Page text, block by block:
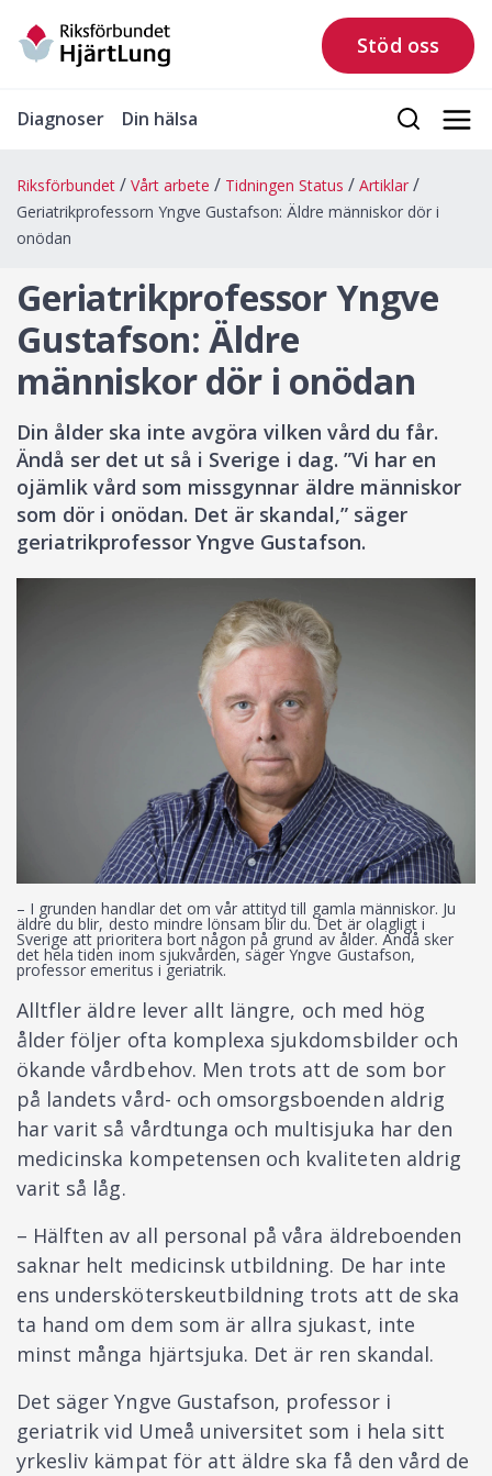
Stöd oss
Diagnoser Din hälsa
Riksförbundet Vårt arbete Tidningen Status
Artiklar
Geriatrikprofessorn Yngve Gustafson: Äldre människor dör i
onödan
Geriatrikprofessor Yngve
Gustafson: Äldre
människor dör i onödan
Din ålder ska inte avgöra vilken vård du får.
Ändå ser det ut så i Sverige i dag. ”Vi har en
ojämlik vård som missgynnar äldre människor
som dör i onödan. Det är skandal,” säger
geriatrikprofessor Yngve Gustafson.
– I grunden handlar det om vår attityd till gamla människor. Ju
äldre du blir, desto mindre lönsam blir du. Det är olagligt i
Sverige att prioritera bort någon på grund av ålder. Ändå sker
det hela tiden inom sjukvården, säger Yngve Gustafson,
professor emeritus i geriatrik.
Alltfler äldre lever allt längre, och med hög
ålder följer ofta komplexa sjukdomsbilder och
ökande vårdbehov. Men trots att de som bor
på landets vård- och omsorgsboenden aldrig
har varit så vårdtunga och multisjuka har den
medicinska kompetensen och kvaliteten aldrig
varit så låg.
– Hälften av all personal på våra äldreboenden
saknar helt medicinsk utbildning. De har inte
ens undersköterskeutbildning trots att de ska
ta hand om dem som är allra sjukast, inte
minst många hjärtsjuka. Det är ren skandal.
Det säger Yngve Gustafson, professor i
geriatrik vid Umeå universitet som i hela sitt
yrkesliv kämpat för att äldre ska få den vård de